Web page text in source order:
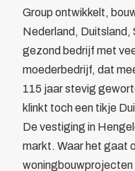
Veiligheid
Wijkagent
KVO
Cybercrime
AED
Camera in
Duurzaamheid
Parkeren
Collectief
Group ontwikkelt,
Nederland, Duitsland,
gezond bedrijf met
moederbedrijf, dat
115 jaar stevig
klinkt toch een tikje
De vestiging in
markt. Waar het gaat
woningbouwprojecten